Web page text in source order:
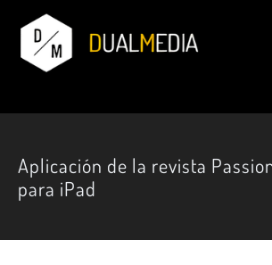
Aplicación de la revista
para iPad